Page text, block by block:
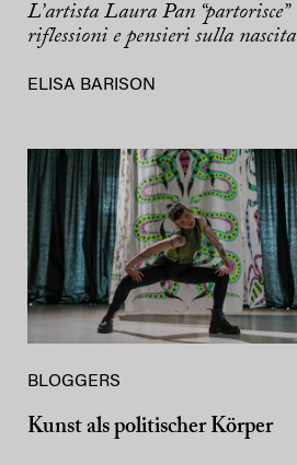
L’artista Laura Pan “partorisce”
riflessioni e pensieri sulla nascita
ELISA BARISON
BLOGGERS
Kunst als politischer Körper